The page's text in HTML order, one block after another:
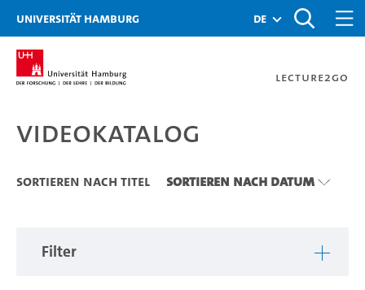
Zu den Filtern
Zur Metanavigation
Zur Hauptnavigation
Zur Suche
Zum Inhalt
Zum Seitenfuss
Universität Hamburg de
Lecture2Go
Videokatalog
Videokatalog
Sortieren nach Titel Sortieren nach Datum
Filter